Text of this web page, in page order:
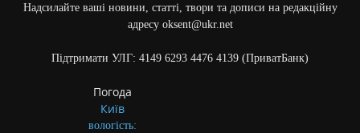
Надсилайте ваші новини, статті, твори та дописи на редакційну
адресу oksent@ukr.net
Підтримати УЛГ: 4149 6293 4476 4139 (ПриватБанк)
Погода
Київ
вологість: